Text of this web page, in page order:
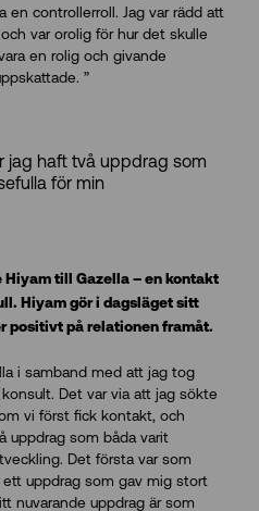
en controllerroll. Jag var rädd att
var orolig för hur det skulle
en rolig och givande
”
jag haft två uppdrag som
för min
till Gazella – en kontakt
Hiyam gör i dagsläget sitt
positivt på relationen framåt.
i samband med att jag tog
Det var via att jag sökte
vi först fick kontakt, och
uppdrag som båda varit
Det första var som
ett uppdrag som gav mig stort
nuvarande uppdrag är som